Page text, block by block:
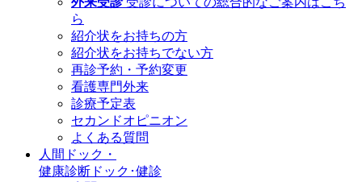
ら
紹介状をお持ちの方
紹介状をお持ちでない方
再診予約・予約変更
看護専門外来
診療予定表
セカンドオピニオン
よくある質問
人間ドック・
健康診断 ドック･健診